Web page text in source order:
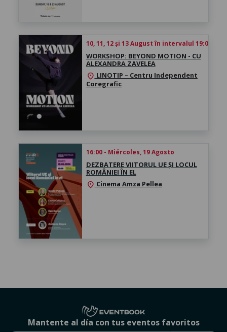
10, 11, 12 și 13 August în intervalul 19:00 -
WORKSHOP: BEYOND MOTION - CU
ALEXANDRA ZAVELEA
location_on LINOTIP – Centru Independent
Coregrafic
16:00 - Miércoles, 19 Agosto
DEZBATERE VIITORUL UE ȘI LOCUL
ROMÂNIEI ÎN EL
location_on Cinema Amza Pellea
Mantente al día con tus eventos favoritos